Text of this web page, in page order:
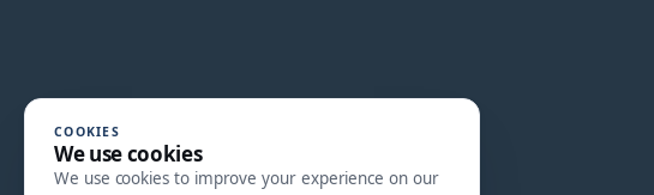
COOKIES
We use cookies
We use cookies to improve your experience on our